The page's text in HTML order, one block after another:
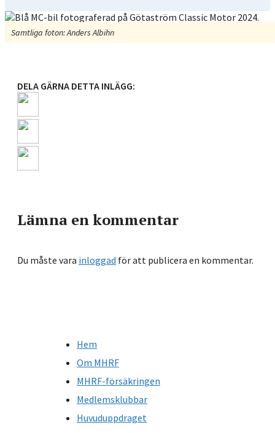
Samtliga foton: Anders Albihn
DELA GÄRNA DETTA INLÄGG:
Lämna en kommentar
Du måste vara inloggad för att publicera en kommentar.
Hem
Om MHRF
MHRF-försäkringen
Medlemsklubbar
Huvuduppdraget